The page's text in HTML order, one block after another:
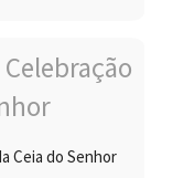
Ceia do Senhor